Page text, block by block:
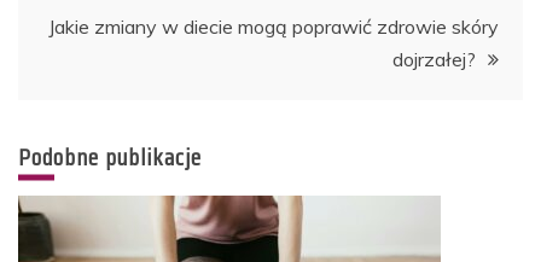
Jakie zmiany w diecie mogą poprawić zdrowie skóry
dojrzałej?
Podobne publikacje